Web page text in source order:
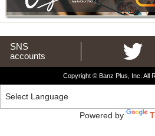
SNS
accounts
Copyright © Banz Plus, Inc. All
Powered by